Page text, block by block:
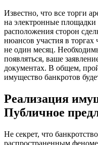
Известно, что все торги
на электронные площадки
расположения сторон
нюансов участия в
не один месяц.
появляться, ваше
документах. В общем,
имущество банкротов
Реализация
Публичное
Не секрет, что
распространенным